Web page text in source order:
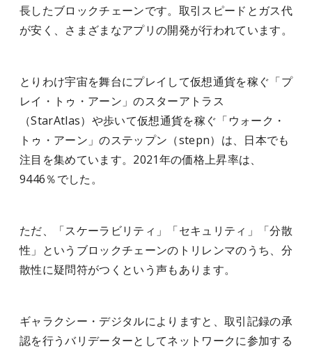
長したブロックチェーンです。取引スピードとガス代
が安く、さまざまなアプリの開発が行われています。
とりわけ宇宙を舞台にプレイして仮想通貨を稼ぐ「プ
レイ・トゥ・アーン」のスターアトラス
（StarAtlas）や歩いて仮想通貨を稼ぐ「ウォーク・
トゥ・アーン」のステップン（stepn）は、日本でも
注目を集めています。2021年の価格上昇率は、
9446％でした。
ただ、「スケーラビリティ」「セキュリティ」「分散
性」というブロックチェーンのトリレンマのうち、分
散性に疑問符がつくという声もあります。
ギャラクシー・デジタルによりますと、取引記録の承
認を行うバリデーターとしてネットワークに参加する